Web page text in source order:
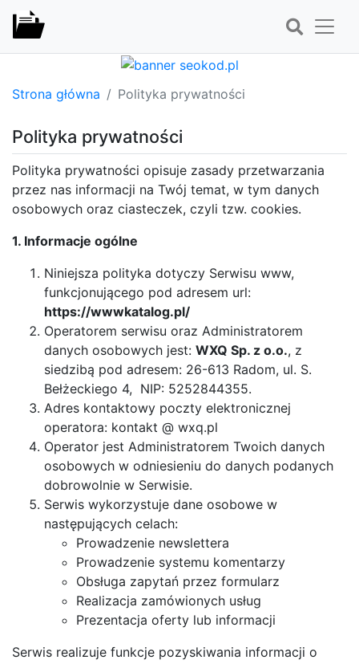
Strona główna Polityka prywatności
Polityka prywatności
Polityka prywatności opisuje zasady przetwarzania
przez nas informacji na Twój temat, w tym danych
osobowych oraz ciasteczek, czyli tzw. cookies.
1. Informacje ogólne
Niniejsza polityka dotyczy Serwisu www,
funkcjonującego pod adresem url:
https://wwwkatalog.pl/
Operatorem serwisu oraz Administratorem
danych osobowych jest: WXQ Sp. z o.o., z
siedzibą pod adresem: 26-613 Radom, ul. S.
Bełżeckiego 4, NIP: 5252844355.
Adres kontaktowy poczty elektronicznej
operatora: kontakt @ wxq.pl
Operator jest Administratorem Twoich danych
osobowych w odniesieniu do danych podanych
dobrowolnie w Serwisie.
Serwis wykorzystuje dane osobowe w
następujących celach:
Prowadzenie newslettera
Prowadzenie systemu komentarzy
Obsługa zapytań przez formularz
Realizacja zamówionych usług
Prezentacja oferty lub informacji
Serwis realizuje funkcje pozyskiwania informacji o